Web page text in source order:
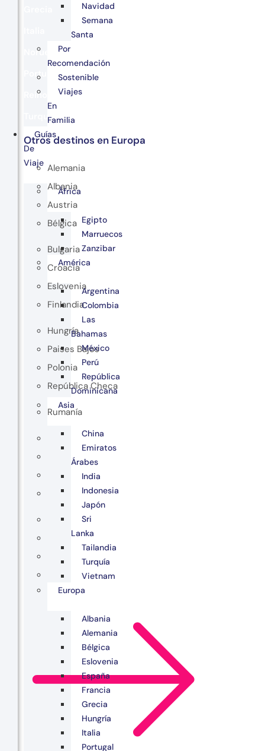
Noruega
Portugal
Reino Unido
Turquía
Otros destinos en Europa
Alemania
Albania
Austria
Bélgica
Bulgaria
Croacia
Eslovenia
Finlandia
Hungría
Paises Bajos
Polonia
República Checa
Rumanía
Navidad
Semana
Santa
Por
Recomendación
Sostenible
Viajes
En
Familia
Guías
De
Viaje
África
Egipto
Marruecos
Zanzibar
América
Argentina
Colombia
Las
Bahamas
México
Perú
República
Dominicana
Asia
China
Emiratos
Árabes
India
Indonesia
Japón
Sri
Lanka
Tailandia
Turquía
Vietnam
Europa
Albania
Alemania
Bélgica
Eslovenia
España
Francia
Grecia
Hungría
Italia
Portugal